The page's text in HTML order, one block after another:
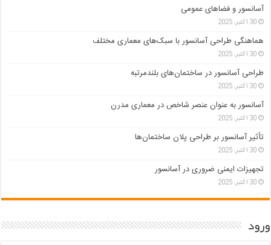
آسانسور و فضاهای عمومی
30 اکتبر, 2025
هماهنگی طراحی آسانسور با سبک‌های معماری مختلف
30 اکتبر, 2025
طراحی آسانسور در ساختمان‌های بلندمرتبه
30 اکتبر, 2025
آسانسور به عنوان عنصر شاخص در معماری مدرن
30 اکتبر, 2025
تأثیر آسانسور بر طراحی پلان ساختمان‌ها
30 اکتبر, 2025
تجهیزات ایمنی ضروری در آسانسور
30 اکتبر, 2025
ورود